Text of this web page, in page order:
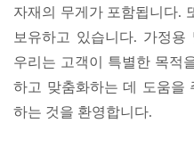
자재의 무게가 포함됩니다.
보유하고 있습니다. 가정용
우리는 고객이 특별한 목적
하고 맞춤화하는 데 도움을
하는 것을 환영합니다.